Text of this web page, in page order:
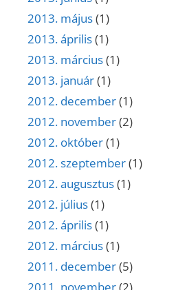
2013. május(1)
2013. április(1)
2013. március(1)
2013. január(1)
2012. december(1)
2012. november(2)
2012. október(1)
2012. szeptember(1)
2012. augusztus(1)
2012. július(1)
2012. április(1)
2012. március(1)
2011. december(5)